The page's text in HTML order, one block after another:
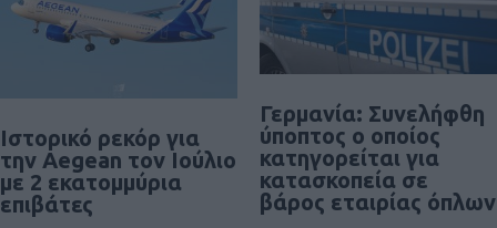
Ιστορικό ρεκόρ για
την Aegean τον Ιούλιο
με 2 εκατομμύρια
επιβάτες
Γερμανία: Συνελήφθη
ύποπτος ο οποίος
κατηγορείται για
κατασκοπεία σε
βάρος εταιρίας όπλων